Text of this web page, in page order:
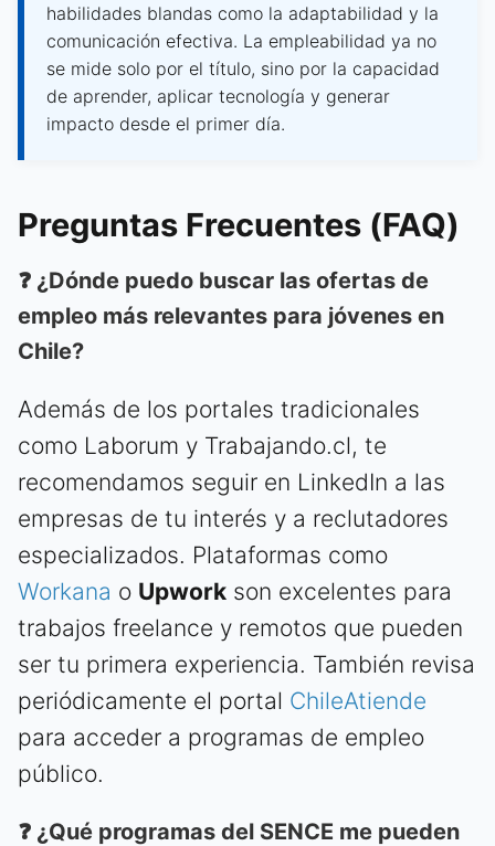
habilidades blandas como la adaptabilidad y la
comunicación efectiva. La empleabilidad ya no
se mide solo por el título, sino por la capacidad
de aprender, aplicar tecnología y generar
impacto desde el primer día.
Preguntas Frecuentes (FAQ)
❓ ¿Dónde puedo buscar las ofertas de
empleo más relevantes para jóvenes en
Chile?
Además de los portales tradicionales
como Laborum y Trabajando.cl, te
recomendamos seguir en LinkedIn a las
empresas de tu interés y a reclutadores
especializados. Plataformas como
Workana o Upwork son excelentes para
trabajos freelance y remotos que pueden
ser tu primera experiencia. También revisa
periódicamente el portal ChileAtiende
para acceder a programas de empleo
público.
❓ ¿Qué programas del SENCE me pueden